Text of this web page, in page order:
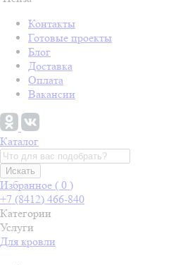
Контакты
Готовые проекты
Блог
Доставка
Оплата
Вакансии
Каталог
Искать
Избранное ( 0 )
+7 (8412) 466-840
Категории
Услуги
Для кровли